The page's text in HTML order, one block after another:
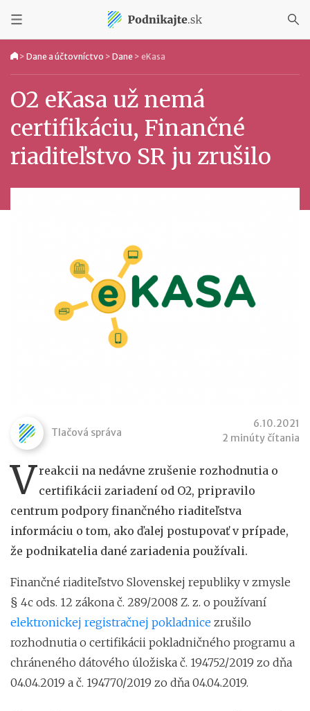
> Dane a účtovníctvo > Dane > eKasa
O2 eKasa už nemá
certifikáciu, Finančné
riaditeľstvo SR ju zrušilo
Tlačová správa
6.10.2021
2 minúty čítania
Vreakcii na nedávne zrušenie rozhodnutia o
certifikácii zariadení od O2, pripravilo
centrum podpory finančného riaditeľstva
informáciu o tom, ako ďalej postupovať v prípade,
že podnikatelia dané zariadenia používali.
Finančné riaditeľstvo Slovenskej republiky v zmysle
§ 4c ods. 12 zákona č. 289/2008 Z. z. o používaní
elektronickej registračnej pokladnice zrušilo
rozhodnutia o certifikácii pokladničného programu a
chráneného dátového úložiska č. 194752/2019 zo dňa
04.04.2019 a č. 194770/2019 zo dňa 04.04.2019.